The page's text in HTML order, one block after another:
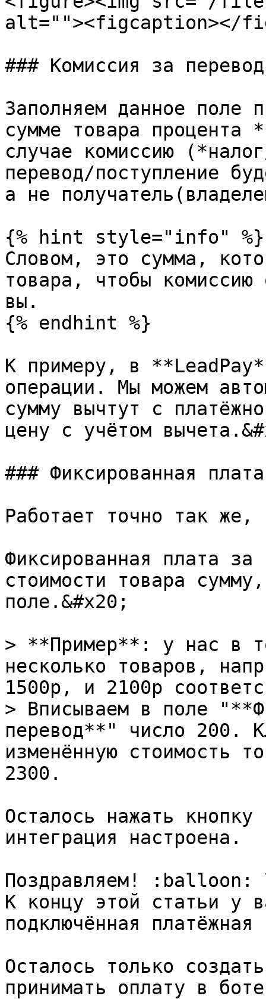
alt=""><figcaption></
### Комиссия за перевод
Заполняем данное поле
сумме товара
случае комиссию
перевод/поступление
а не
{% hint style="info" %}
Словом, это сумма,
товара, чтобы
вы.
{% endhint %}
К примеру, в
операции. Мы можем
сумму вычтут с
цену с учётом
### Фиксированная
Работает точно так
Фиксированная плата
стоимости товара
поле.&#x20;
> **Пример**: у нас в
несколько товаров,
1500р, и 2100р
> Вписываем в поле
перевод**" число 200.
изменённую стоимость
2300.
Осталось нажать
интеграция настроена.
Поздравляем! :balloon:
К концу этой статьи у
подключённая
Осталось только
принимать оплату в